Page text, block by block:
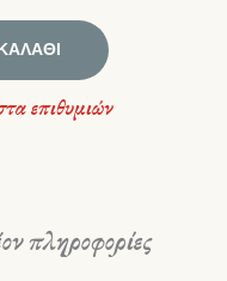
επιθυμιών
πληροφορίες